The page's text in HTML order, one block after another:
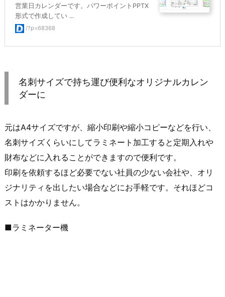
営業日カレンダーです。パワーポイントPPTX
形式で作成してい ...
/?p=68368
名刺サイズで持ち運び便利なオリジナルカレン
ダーに
元はA4サイズですが、縮小印刷や縮小コピーなどを行い、
名刺サイズくらいにしてラミネート加工すると定期入れや
財布などに入れることができますので便利です。
印刷を依頼するほど必要でない社員の少ない会社や、オリ
ジナリティを出したい場合などにお手軽です。それほどコ
ストはかかりません。
■ラミネーター機